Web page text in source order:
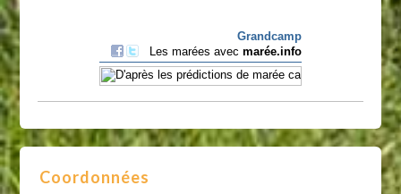
Coordonnées